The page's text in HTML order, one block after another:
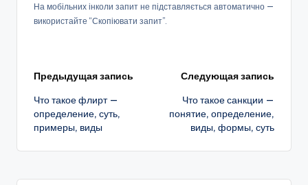
На мобільних інколи запит не підставляється автоматично —
використайте “Скопіювати запит”.
Навигация
записи
Предыдущая запись
Что такое флирт —
определение, суть,
примеры, виды
Следующая запись
Что такое санкции —
понятие, определение,
виды, формы, суть